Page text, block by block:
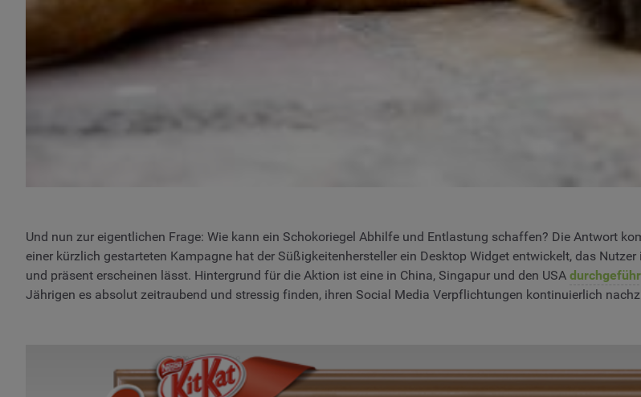
Und nun zur eigentlichen Frage: Wie kann ein Schokoriegel Abhilfe und Entlastung schaffen? Die Antwort
einer kürzlich gestarteten Kampagne hat der Süßigkeitenhersteller ein Desktop Widget entwickelt, das
und präsent erscheinen lässt. Hintergrund für die Aktion ist eine in China, Singapur und den USA
Jährigen es absolut zeitraubend und stressig finden, ihren Social Media Verpflichtungen kontinuierlich